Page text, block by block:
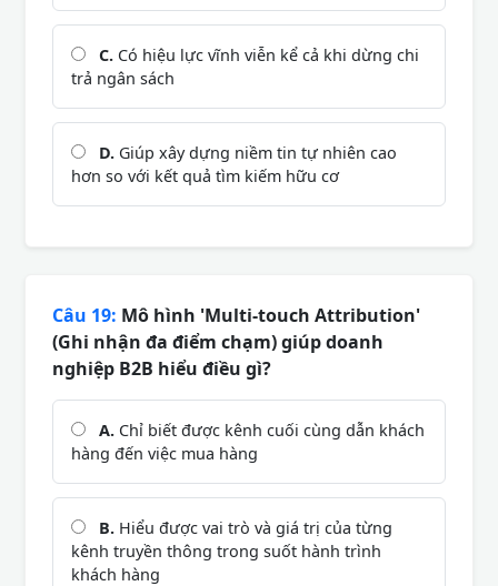
C. Có hiệu lực vĩnh viễn kể cả khi dừng chi
trả ngân sách
D. Giúp xây dựng niềm tin tự nhiên cao
hơn so với kết quả tìm kiếm hữu cơ
Câu 19: Mô hình 'Multi-touch Attribution'
(Ghi nhận đa điểm chạm) giúp doanh
nghiệp B2B hiểu điều gì?
A. Chỉ biết được kênh cuối cùng dẫn khách
hàng đến việc mua hàng
B. Hiểu được vai trò và giá trị của từng
kênh truyền thông trong suốt hành trình
khách hàng